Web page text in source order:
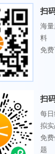
扫
海
料
免
扫
每
拟
免
题